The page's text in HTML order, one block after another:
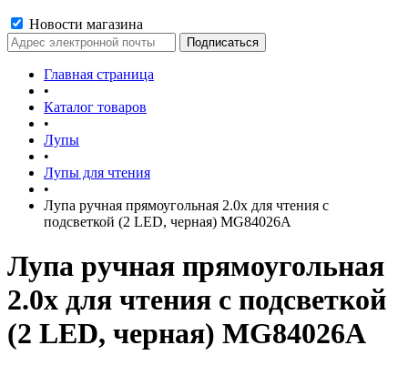
Новости магазина
Главная страница
•
Каталог товаров
•
Лупы
•
Лупы для чтения
•
Лупа ручная прямоугольная 2.0x для чтения с
подсветкой (2 LED, черная) MG84026A
Лупа ручная прямоугольная
2.0x для чтения с подсветкой
(2 LED, черная) MG84026A